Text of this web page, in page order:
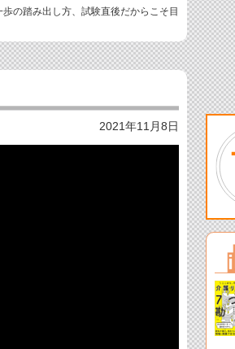
の踏み出し方、試験直後だからこそ目
2021年11月8日